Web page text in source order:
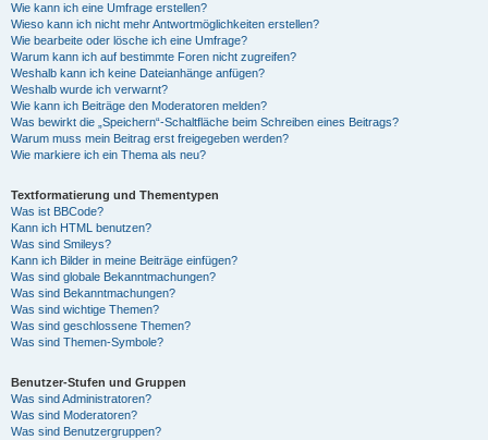
Wie kann ich eine Umfrage erstellen?
Wieso kann ich nicht mehr Antwortmöglichkeiten erstellen?
Wie bearbeite oder lösche ich eine Umfrage?
Warum kann ich auf bestimmte Foren nicht zugreifen?
Weshalb kann ich keine Dateianhänge anfügen?
Weshalb wurde ich verwarnt?
Wie kann ich Beiträge den Moderatoren melden?
Was bewirkt die „Speichern“-Schaltfläche beim Schreiben eines Beitrags?
Warum muss mein Beitrag erst freigegeben werden?
Wie markiere ich ein Thema als neu?
Textformatierung und Thementypen
Was ist BBCode?
Kann ich HTML benutzen?
Was sind Smileys?
Kann ich Bilder in meine Beiträge einfügen?
Was sind globale Bekanntmachungen?
Was sind Bekanntmachungen?
Was sind wichtige Themen?
Was sind geschlossene Themen?
Was sind Themen-Symbole?
Benutzer-Stufen und Gruppen
Was sind Administratoren?
Was sind Moderatoren?
Was sind Benutzergruppen?